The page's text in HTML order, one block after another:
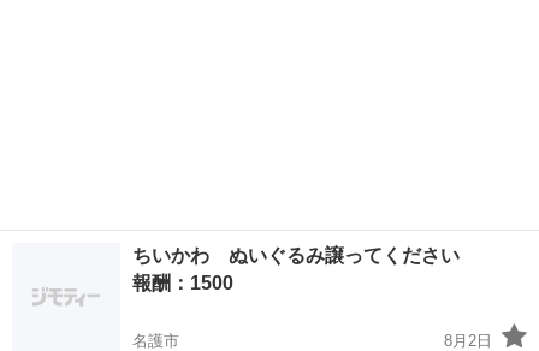
ちいかわ ぬいぐるみ譲ってください
報酬：1500
名護市
8月2日